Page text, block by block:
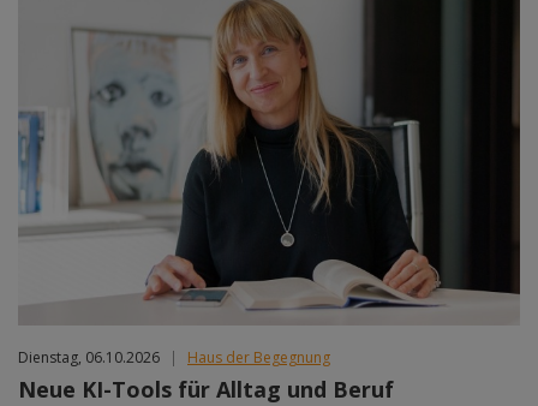
Dienstag, 06.10.2026 | Haus der Begegnung
Neue KI-Tools für Alltag und Beruf